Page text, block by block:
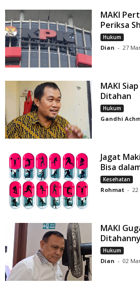
MAKI
Periksa
Hukum
Dian - 27
MAKI
Ditahan
Hukum
Gandhi
Jagat
Bisa
Kesehatan
Rohmat -
MAKI
Hukum
Dian - 02